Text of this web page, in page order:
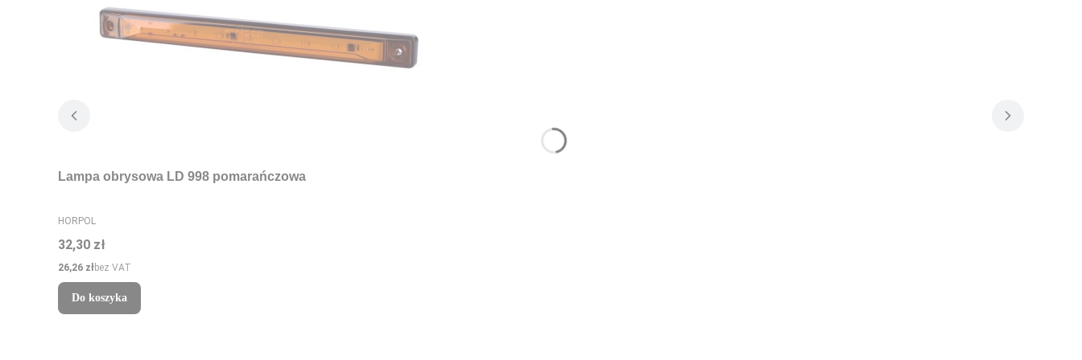
Lampa obrysowa LD 998 pomarańczowa
PRODUCENT
HORPOL
Cena
32,30 zł
Cena
26,26 złbez VAT
Do koszyka